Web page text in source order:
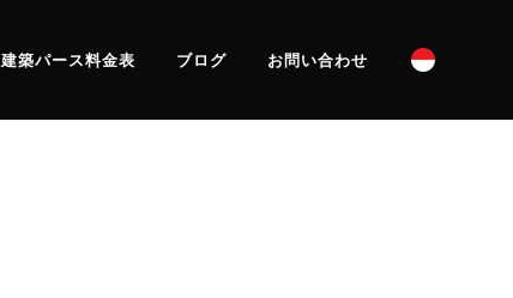
建築パース料金表 ブログ お問い合わせ